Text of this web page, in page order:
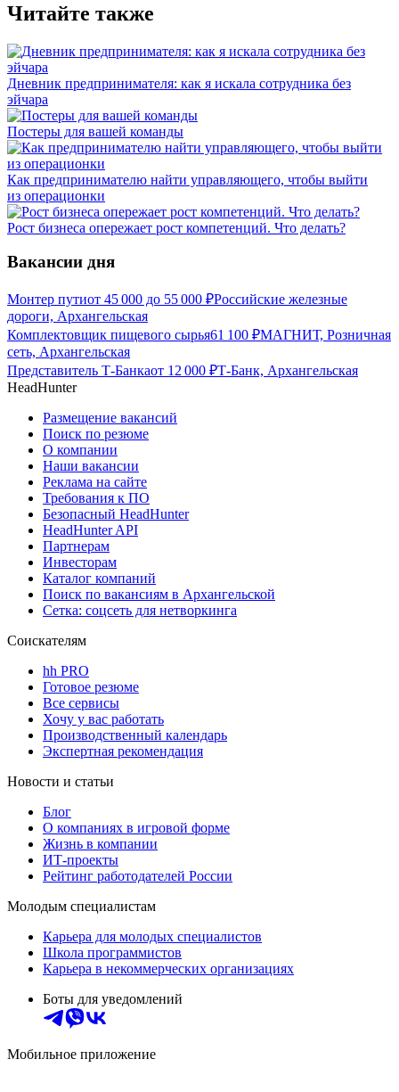
Читайте также
Дневник предпринимателя: как я искала сотрудника без
эйчара
Постеры для вашей команды
Как предпринимателю найти управляющего, чтобы выйти
из операционки
Рост бизнеса опережает рост компетенций. Что делать?
Вакансии дня
Монтер путиот 45 000 до 55 000 ₽Российские железные
дороги, Архангельская
Комплектовщик пищевого сырья61 100 ₽МАГНИТ, Розничная
сеть, Архангельская
Представитель Т-Банкаот 12 000 ₽Т-Банк, Архангельская
HeadHunter
Размещение вакансий
Поиск по резюме
О компании
Наши вакансии
Реклама на сайте
Требования к ПО
Безопасный HeadHunter
HeadHunter API
Партнерам
Инвесторам
Каталог компаний
Поиск по вакансиям в Архангельской
Сетка: соцсеть для нетворкинга
Соискателям
hh PRO
Готовое резюме
Все сервисы
Хочу у вас работать
Производственный календарь
Экспертная рекомендация
Новости и статьи
Блог
О компаниях в игровой форме
Жизнь в компании
ИТ-проекты
Рейтинг работодателей России
Молодым специалистам
Карьера для молодых специалистов
Школа программистов
Карьера в некоммерческих организациях
Боты для уведомлений
Мобильное приложение